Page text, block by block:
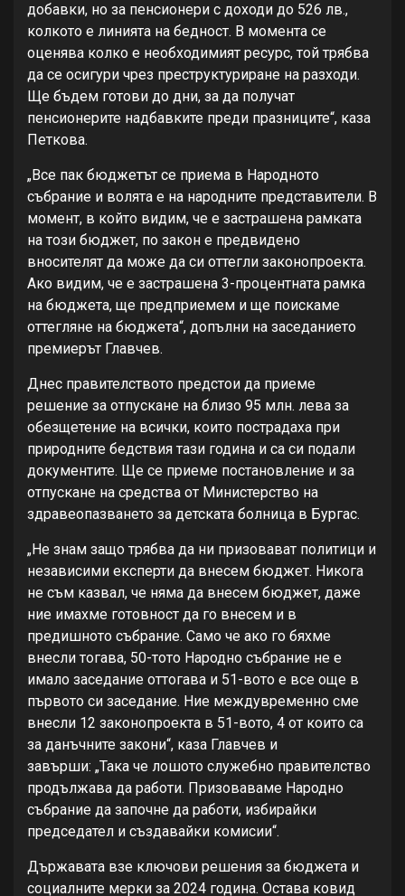
добавки, но за пенсионери с доходи до 526 лв.,
колкото е линията на бедност. В момента се
оценява колко е необходимият ресурс, той трябва
да се осигури чрез преструктуриране на разходи.
Ще бъдем готови до дни, за да получат
пенсионерите надбавките преди празниците“, каза
Петкова.
„Все пак бюджетът се приема в Народното
събрание и волята е на народните представители. В
момент, в който видим, че е застрашена рамката
на този бюджет, по закон е предвидено
вносителят да може да си оттегли законопроекта.
Ако видим, че е застрашена 3-процентната рамка
на бюджета, ще предприемем и ще поискаме
оттегляне на бюджета“, допълни на заседанието
премиерът Главчев.
Днес правителството предстои да приеме
решение за отпускане на близо 95 млн. лева за
обезщетение на всички, които пострадаха при
природните бедствия тази година и са си подали
документите. Ще се приеме постановление и за
отпускане на средства от Министерство на
здравеопазването за детската болница в Бургас.
„Не знам защо трябва да ни призовават политици и
независими експерти да внесем бюджет. Никога
не съм казвал, че няма да внесем бюджет, даже
ние имахме готовност да го внесем и в
предишното събрание. Само че ако го бяхме
внесли тогава, 50-тото Народно събрание не е
имало заседание оттогава и 51-вото е все още в
първото си заседание. Ние междувременно сме
внесли 12 законопроекта в 51-вото, 4 от които са
за данъчните закони“, каза Главчев и
завърши: „Така че лошото служебно правителство
продължава да работи. Призоваваме Народно
събрание да започне да работи, избирайки
председател и създавайки комисии“.
Държавата взе ключови решения за бюджета и
социалните мерки за 2024 година. Остава ковид